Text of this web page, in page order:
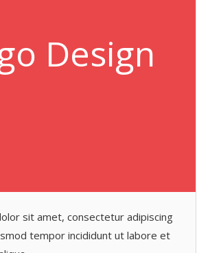
Design
sit amet, consectetur adipiscing
tempor incididunt ut labore et